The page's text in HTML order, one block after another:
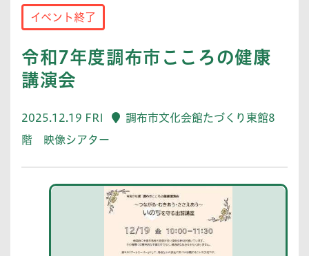
イベント終了
令和7年度調布市こころの健康
講演会
2025.12.19 FRI
調布市文化会館たづくり東館8
階 映像シアター